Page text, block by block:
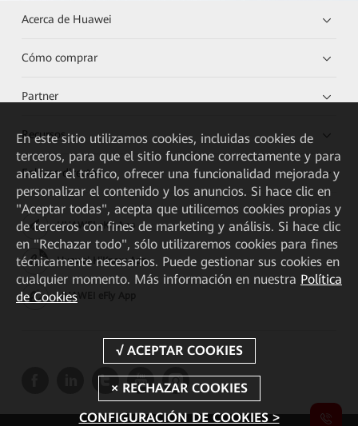
Acerca de Huawei
Cómo comprar
Partner
Recursos
Enlaces directos
HUAWEI eKit App
Huawei HiKnow App
HUAWEI eFly App
En este sitio utilizamos cookies, incluidas cookies de
terceros, para que el sitio funcione correctamente y para
analizar el tráfico, ofrecer una funcionalidad mejorada y
personalizar el contenido y los anuncios. Si hace clic en
"Aceptar todas", acepta que utilicemos cookies propias y
de terceros con fines de marketing y análisis. Si hace clic
en "Rechazar todo", sólo utilizaremos cookies para fines
técnicamente necesarios. Puede gestionar sus cookies en
cualquier momento. Más información en nuestra Política
de Cookies
CONFIGURACIÓN DE COOKIES >